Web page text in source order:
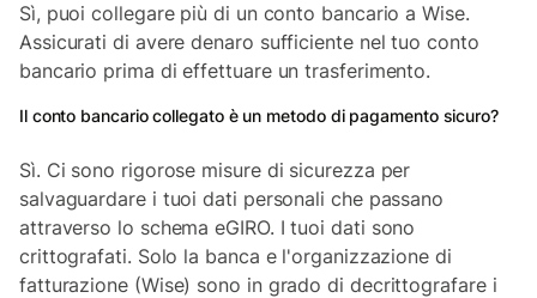
Sì, puoi collegare più di un conto bancario a Wise.
Assicurati di avere denaro sufficiente nel tuo conto
bancario prima di effettuare un trasferimento.
Il conto bancario collegato è un metodo di pagamento sicuro?
Sì. Ci sono rigorose misure di sicurezza per
salvaguardare i tuoi dati personali che passano
attraverso lo schema eGIRO. I tuoi dati sono
crittografati. Solo la banca e l'organizzazione di
fatturazione (Wise) sono in grado di decrittografare i